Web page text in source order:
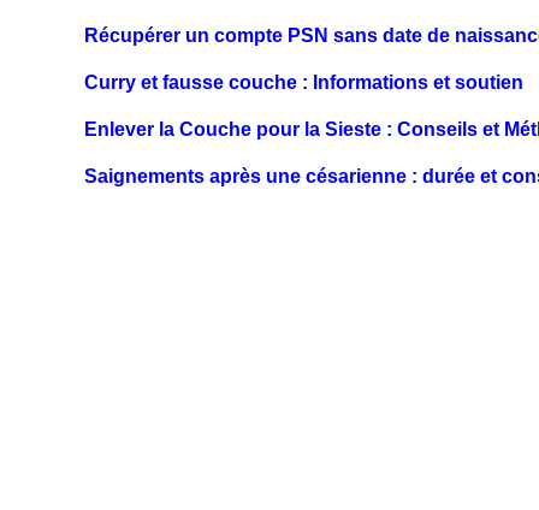
Récupérer un compte PSN sans date de
Curry et fausse couche : Informations et soutien
Enlever la Couche pour la Sieste : Conseils et
Saignements après une césarienne : durée et